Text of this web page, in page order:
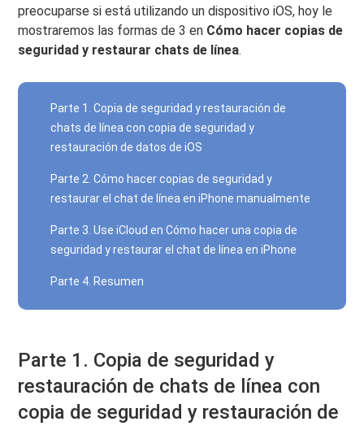
preocuparse si está utilizando un dispositivo iOS, hoy le
mostraremos las formas de 3 en Cómo hacer copias de
seguridad y restaurar chats de línea.
Parte 1. Copia de seguridad y restauración de
chats de línea con copia de seguridad y
restauración de datos de iOS
Parte 2. Cómo hacer copias de seguridad y
restaurar el chat de línea en iPhone manualmente
Parte 3. Use iCloud en Cómo hacer una copia de
seguridad y restaurar el chat de línea en iPhone
Parte 4. Resumen
Parte 1. Copia de seguridad y
restauración de chats de línea con
copia de seguridad y restauración de